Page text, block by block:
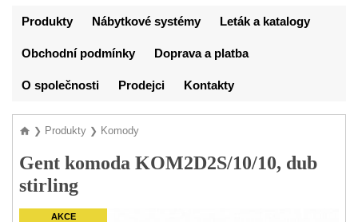
Produkty Nábytkové systémy Leták a katalogy
Obchodní podmínky Doprava a platba
O společnosti Prodejci Kontakty
❯ Produkty ❯ Komody
Gent komoda KOM2D2S/10/10, dub
stirling
AKCE